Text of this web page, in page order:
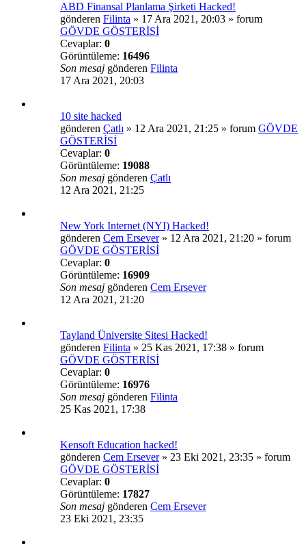
ABD Finansal Planlama Şirketi Hacked!
gönderen Filinta » 17 Ara 2021, 20:03 » forum
GÖVDE GÖSTERİSİ
Cevaplar: 0
Görüntüleme: 16496
Son mesaj gönderen Filinta
17 Ara 2021, 20:03
10 site hacked
gönderen Çatlı » 12 Ara 2021, 21:25 » forum GÖVDE
GÖSTERİSİ
Cevaplar: 0
Görüntüleme: 19088
Son mesaj gönderen Çatlı
12 Ara 2021, 21:25
New York Internet (NYI) Hacked!
gönderen Cem Ersever» 12 Ara 2021, 21:20 » forum
GÖVDE GÖSTERİSİ
Cevaplar: 0
Görüntüleme: 16909
Son mesaj gönderen Cem Ersever
12 Ara 2021, 21:20
Tayland Üniversite Sitesi Hacked!
gönderen Filinta » 25 Kas 2021, 17:38 » forum
GÖVDE GÖSTERİSİ
Cevaplar: 0
Görüntüleme: 16976
Son mesaj gönderen Filinta
25 Kas 2021, 17:38
Kensoft Education hacked!
gönderen Cem Ersever» 23 Eki 2021, 23:35 » forum
GÖVDE GÖSTERİSİ
Cevaplar: 0
Görüntüleme: 17827
Son mesaj gönderen Cem Ersever
23 Eki 2021, 23:35